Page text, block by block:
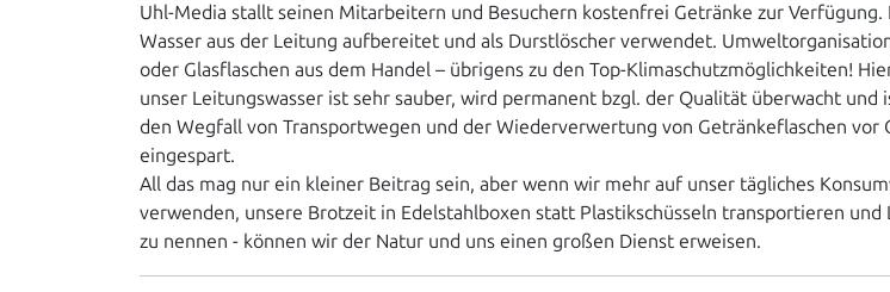
Uhl-Media stallt seinen Mitarbeitern und Besuchern kostenfrei Getränke zur
Wasser aus der Leitung aufbereitet und als Durstlöscher verwendet.
oder Glasflaschen aus dem Handel – übrigens zu den Top-Klimaschutzmöglichkeiten!
unser Leitungswasser ist sehr sauber, wird permanent bzgl. der Qualität überwacht
den Wegfall von Transportwegen und der Wiederverwertung von Getränkeflaschen
eingespart.
All das mag nur ein kleiner Beitrag sein, aber wenn wir mehr auf unser tägliches
verwenden, unsere Brotzeit in Edelstahlboxen statt Plastikschüsseln transportieren
zu nennen - können wir der Natur und uns einen großen Dienst erweisen.